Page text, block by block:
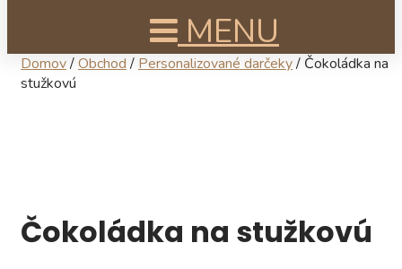
MENU
Domov/Obchod / Personalizované darčeky/ Čokoládka na
stužkovú
Čokoládka na stužkovú